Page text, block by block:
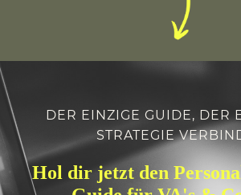
DER EINZIGE GUIDE, DER
STRATEGIE
Hol dir jetzt den